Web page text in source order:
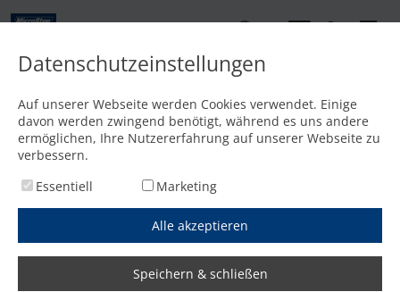
Startseite /Media/Videos/Resttafeln verwerten: Schluss mit Ausschuss
Resttafeln verwerten: Schluss
mit Ausschuss
Datenschutzeinstellungen
Auf unserer Webseite werden Cookies verwendet. Einige
davon werden zwingend benötigt, während es uns andere
ermöglichen, Ihre Nutzererfahrung auf unserer Webseite zu
verbessern.
Essentiell
Marketing
Alle akzeptieren
Speichern & schließen